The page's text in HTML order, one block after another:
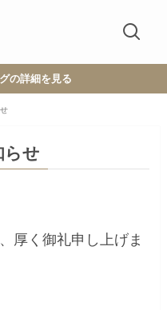
の詳細を見る
らせ
厚く御礼申し上げま